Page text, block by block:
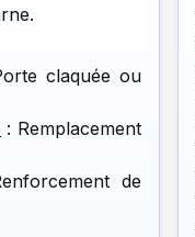
claquée ou
: Remplacement
de